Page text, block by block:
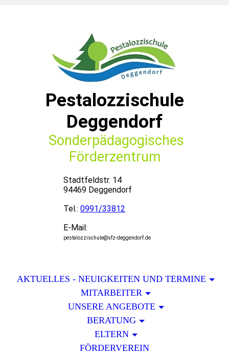
Pestalozzischule
Deggendorf
Sonderpädagogisches
Förderzentrum
Stadtfeldstr. 14
94469 Deggendorf
Tel.: 0991/33812
E-Mail:
pestalozzischule@sfz-deggendorf.de
AKTUELLES - NEUIGKEITEN UND TERMINE
MITARBEITER
UNSERE ANGEBOTE
BERATUNG
ELTERN
FÖRDERVEREIN